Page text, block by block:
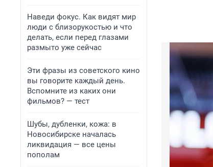
Наведи фокус. Как видят мир
люди с близорукостью и что
делать, если перед глазами
размыто уже сейчас
Эти фразы из советского кино
вы говорите каждый день.
Вспомните из каких они
фильмов? — тест
Шубы, дубленки, кожа: в
Новосибирске началась
ликвидация — все цены
пополам